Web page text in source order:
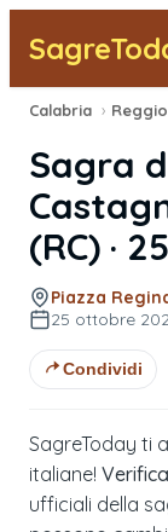
Segnala una
Tutte le Sagre
Vicino a Me
Calabria ›
Sagra
(RC) ·
Piazza
25 ottobre
Condividi
SagreToday ti
italiane!
ufficiali della